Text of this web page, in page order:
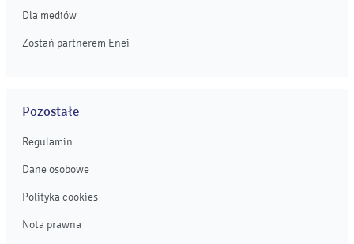
Dla mediów
Zostań partnerem Enei
Pozostałe
Regulamin
Dane osobowe
Polityka cookies
Nota prawna